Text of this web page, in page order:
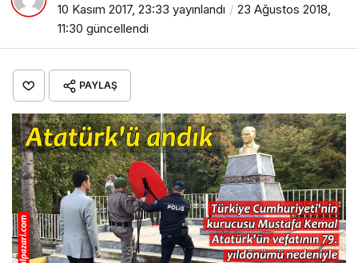
10 Kasım 2017, 23:33 yayınlandı
23 Ağustos 2018,
11:30 güncellendi
PAYLAŞ